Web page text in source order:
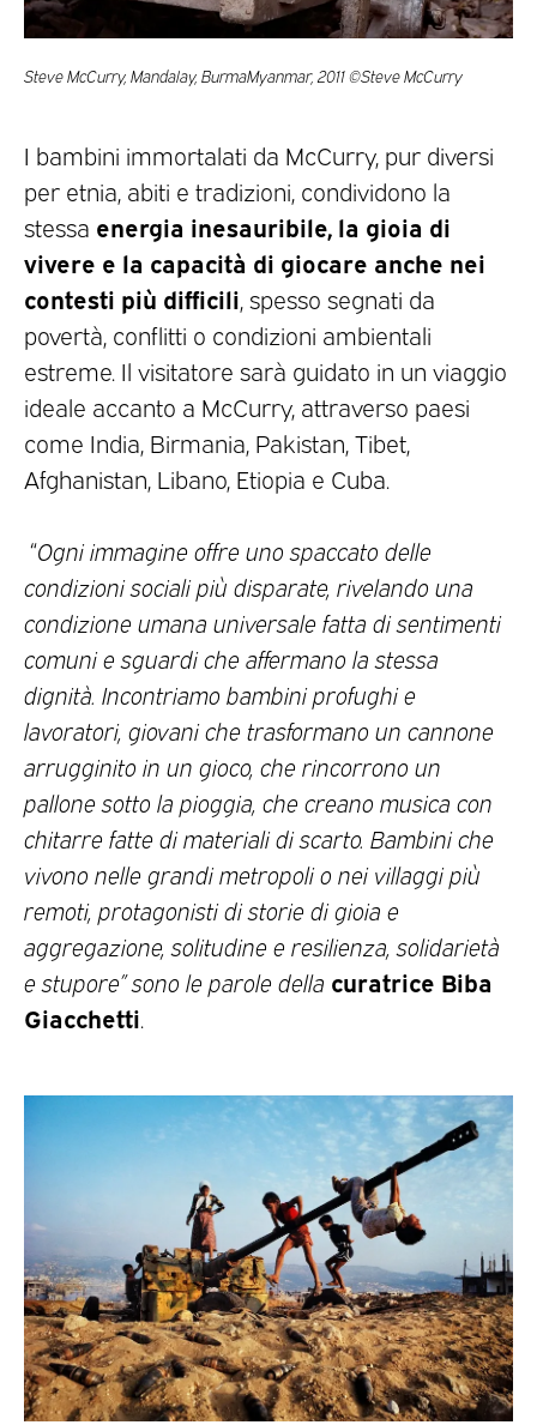
Steve McCurry, Mandalay, BurmaMyanmar, 2011 ©Steve McCurry
I bambini immortalati da McCurry, pur diversi
per etnia, abiti e tradizioni, condividono la
stessa energia inesauribile, la gioia di
vivere e la capacità di giocare anche nei
contesti più difficili , spesso segnati da
povertà, conflitti o condizioni ambientali
estreme. Il visitatore sarà guidato in un viaggio
ideale accanto a McCurry, attraverso paesi
come India, Birmania, Pakistan, Tibet,
Afghanistan, Libano, Etiopia e Cuba.
“Ogni immagine offre uno spaccato delle
condizioni sociali più disparate, rivelando una
condizione umana universale fatta di sentimenti
comuni e sguardi che affermano la stessa
dignità. Incontriamo bambini profughi e
lavoratori, giovani che trasformano un cannone
arrugginito in un gioco, che rincorrono un
pallone sotto la pioggia, che creano musica con
chitarre fatte di materiali di scarto. Bambini che
vivono nelle grandi metropoli o nei villaggi più
remoti, protagonisti di storie di gioia e
aggregazione, solitudine e resilienza, solidarietà
e stupore” sono le parole della curatrice Biba
Giacchetti